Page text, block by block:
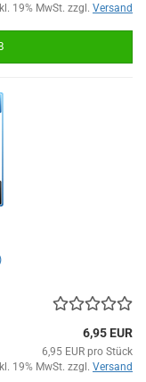
19% MwSt. zzgl. Versand
6,95 EUR
6,95 EUR pro Stück
19% MwSt. zzgl. Versand